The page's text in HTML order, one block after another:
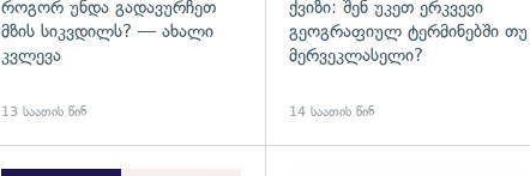
როგორ უნდა გადავურჩეთ
მზის სიკვდილს? — ახალი
კვლევა
13 საათის წინ
ქვიზი: შენ უკეთ ერკვევი
გეოგრაფიულ ტერმინებში თუ
მერვეკლასელი?
14 საათის წინ